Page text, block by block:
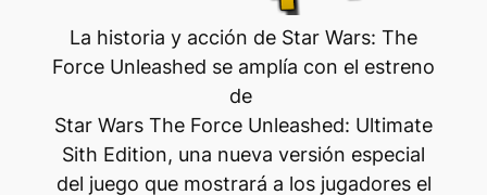
La historia y acción de Star Wars: The
Force Unleashed se amplía con el estreno
de
Star Wars The Force Unleashed: Ultimate
Sith Edition, una nueva versión especial
del juego que mostrará a los jugadores el